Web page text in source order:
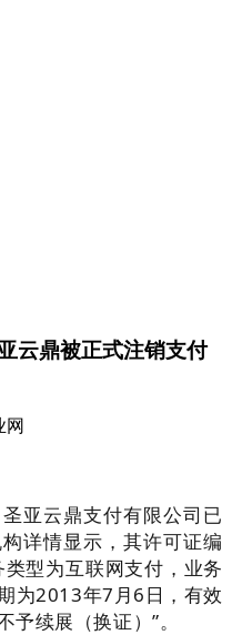
云鼎被正式注销支付
亚云鼎支付有限公司已
详情显示，其许可证编
型为互联网支付，业务
为2013年7月6日，有效
续展（换证）”。